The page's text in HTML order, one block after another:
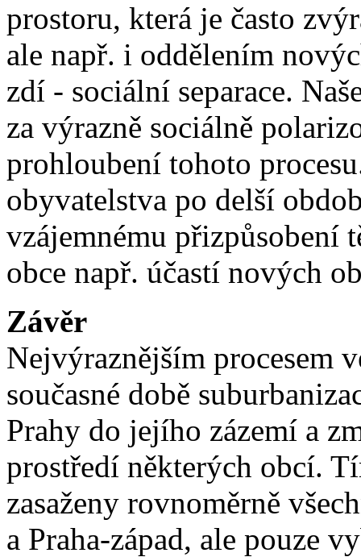
prostoru, která je často
ale např. i oddělením
zdí - sociální separace.
za výrazně sociálně
prohloubení tohoto
obyvatelstva po delší
vzájemnému přizpůsobení
obce např. účastí nových
Závěr
Nejvýraznějším procesem
současné době
Prahy do jejího zázemí a
prostředí některých obcí.
zasaženy rovnoměrně
a Praha-západ, ale pouze